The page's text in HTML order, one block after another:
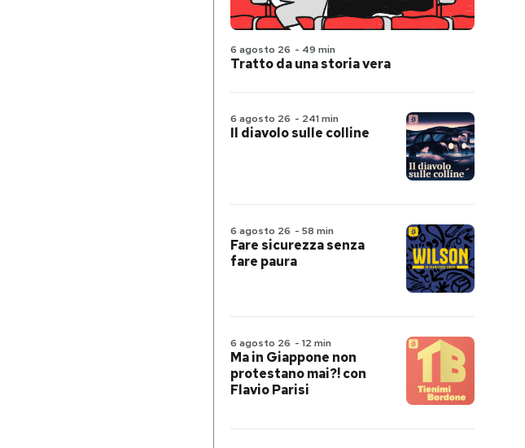
6 agosto 26 - 49 min
Tratto da una storia vera
6 agosto 26 - 241 min
Il diavolo sulle colline
6 agosto 26 - 58 min
Fare sicurezza senza
fare paura
6 agosto 26 - 12 min
Ma in Giappone non
protestano mai?! con
Flavio Parisi